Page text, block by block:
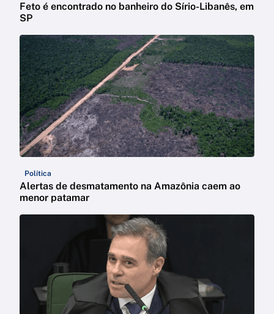
Feto é encontrado no banheiro do Sírio-Libanês, em
SP
Política
Alertas de desmatamento na Amazônia caem ao
menor patamar